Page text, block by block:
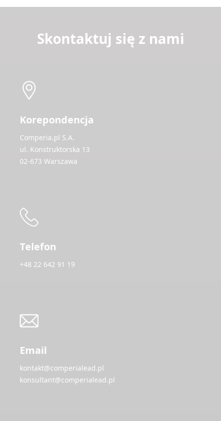
Skontaktuj się z nami
Korepondencja
Comperia.pl S.A.
ul. Konstruktorska 13
02-673 Warszawa
Telefon
+48 22 642 91 19
Email
kontakt@comperialead.pl
konsultant@comperialead.pl